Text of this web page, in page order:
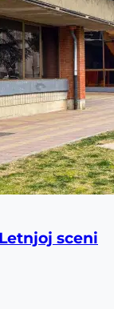
sceni